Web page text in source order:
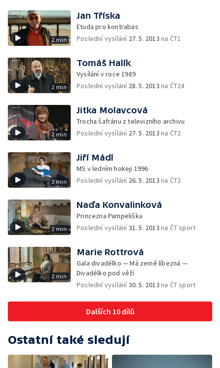
2 min
Jan Tříska
Etuda pro kontrabas
Poslední vysílání 27. 5. 2013 na ČT1
2 min
Tomáš Halík
Vysílání v roce 1989
Poslední vysílání 28. 5. 2013 na ČT24
2 min
Jitka Molavcová
Trocha šafránu z televizního archivu
Poslední vysílání 27. 5. 2013 na ČT2
2 min
Jiří Mádl
MS v ledním hokeji 1996
Poslední vysílání 26. 5. 2013 na ČT2
2 min
Naďa Konvalinková
Princezna Pampeliška
Poslední vysílání31. 5. 2013 na ČT sport
2 min
Marie Rottrová
Gala divadélko — Má země líbezná —
Divadélko pod věží
Poslední vysílání30. 5. 2013 na ČT sport
Dalších 10 dílů
Ostatní také sledují